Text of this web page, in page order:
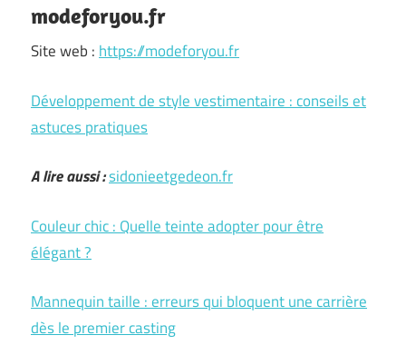
modeforyou.fr
Site web : https://modeforyou.fr
Développement de style vestimentaire : conseils et
astuces pratiques
A lire aussi :sidonieetgedeon.fr
Couleur chic : Quelle teinte adopter pour être
élégant ?
Mannequin taille : erreurs qui bloquent une carrière
dès le premier casting